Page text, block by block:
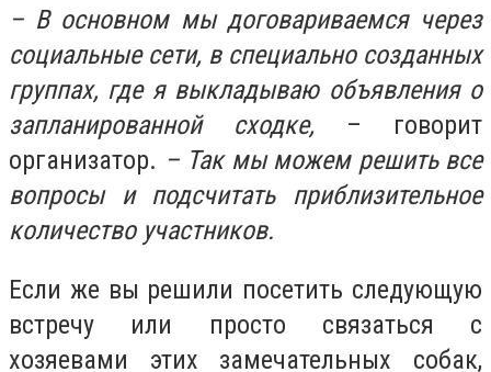
– В основном мы договариваемся через
социальные сети, в специально созданных
группах, где я выкладываю объявления о
запланированной сходке, – говорит
организатор. – Так мы можем решить все
вопросы и подсчитать приблизительное
количество участников.
Если же вы решили посетить следующую
встречу или просто связаться с
хозяевами этих замечательных собак,